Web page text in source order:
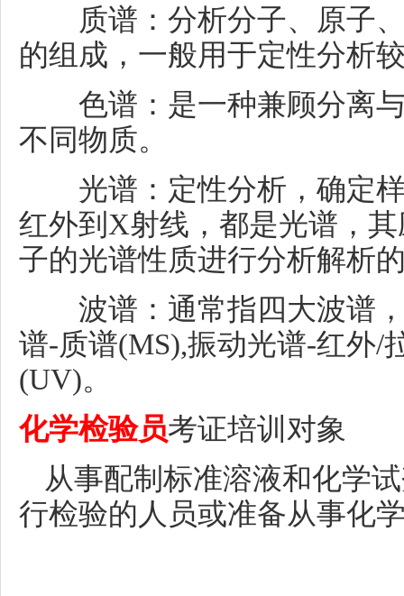
质谱：分析分子、原子、
的组成，一般用于定性分析
色谱：是一种兼顾分离与
不同物质。
光谱：定性分析，确定样
红外到 X射线，都是光谱，
子的光谱性质进行分析解析
波谱：通常指四大波谱，
谱-质谱(MS),振动光谱-红外/
(UV)。
化学检验员考证培训 对象
从事配制标准溶液和化学
行检验的人员或准备从事化